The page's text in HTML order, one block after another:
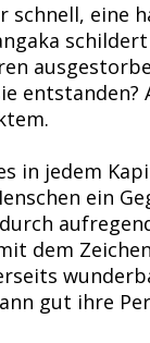
eine
in jedem
ein
dem
gut ihre